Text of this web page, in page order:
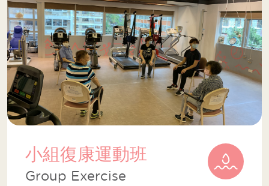
小組復康運動班
Group Exercise